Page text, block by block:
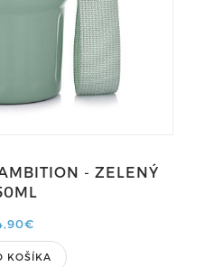
- ZELENÝ
KOŠÍKA